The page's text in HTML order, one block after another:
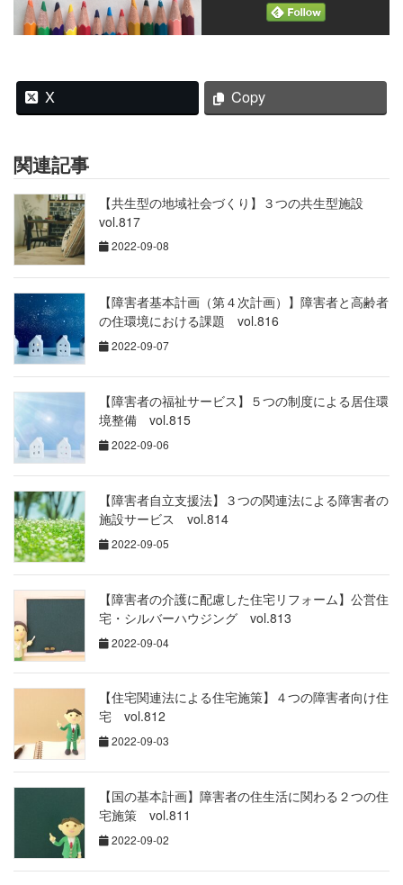
X Copy
関連記事
【共生型の地域社会づくり】３つの共生型施設
vol.817
2022-09-08
【障害者基本計画（第４次計画）】障害者と高齢者
の住環境における課題 vol.816
2022-09-07
【障害者の福祉サービス】５つの制度による居住環
境整備 vol.815
2022-09-06
【障害者自立支援法】３つの関連法による障害者の
施設サービス vol.814
2022-09-05
【障害者の介護に配慮した住宅リフォーム】公営住
宅・シルバーハウジング vol.813
2022-09-04
【住宅関連法による住宅施策】４つの障害者向け住
宅 vol.812
2022-09-03
【国の基本計画】障害者の住生活に関わる２つの住
宅施策 vol.811
2022-09-02